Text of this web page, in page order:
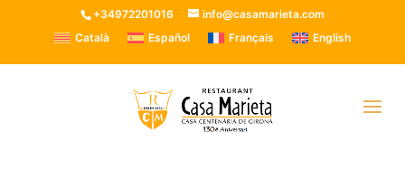
+34972201016
info@casamarieta.com
Català
Español Français English